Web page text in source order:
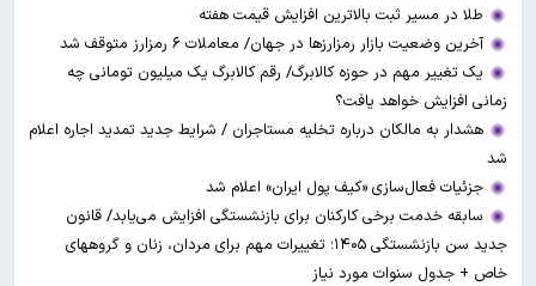
طلا در مسیر ثبت بالاترین افزایش قیمت هفته
آخرین وضعیت بازار رمزارزها در جهان/ معاملات ۶ رمزارز متوقف شد
یک تغییر مهم در حوزه کالابرگ/ رقم کالابرگ یک میلیون تومانی چه
زمانی افزایش خواهد یافت؟
هشدار به مالکان درباره تخلیه مستاجران / شرایط جدید تمدید اجاره اعلام
شد
جزئیات فعال‌سازی «کیف پول ایران» اعلام شد
سابقه خدمت برخی کارکنان برای بازنشستگی افزایش می‌یابد/ قانون
جدید سن بازنشستگی ۱۴۰۵؛ تغییرات مهم برای مردان، زنان و گروههای
خاص + جدول سنوات مورد نیاز